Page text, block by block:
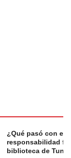
¿Qué pasó con el
responsabilidad
biblioteca de